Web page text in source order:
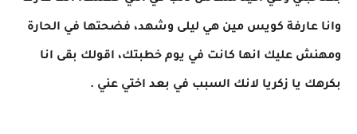
وانا عارفة كويس مين هي ليلى وشهد، فضحتها في الحارة
ومهنش عليك انها كانت في يوم خطبتك، اقولك بقى انا
بكرهك يا زكريا لانك السبب في بعد اختي عني .